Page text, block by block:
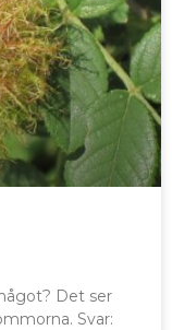
Det ser
Svar: